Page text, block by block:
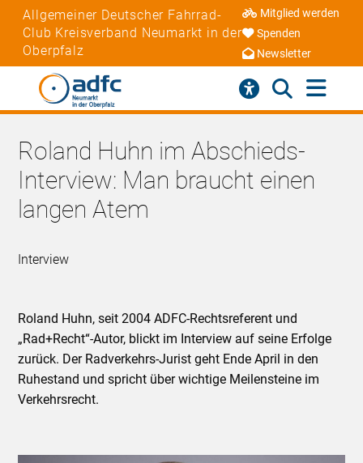
Allgemeiner Deutscher Fahrrad-
Club Kreisverband Neumarkt in der
Oberpfalz
Mitglied werden
Spenden
Newsletter
Roland Huhn im Abschieds-
Interview: Man braucht einen
langen Atem
Interview
Roland Huhn, seit 2004 ADFC-Rechtsreferent und
„Rad+Recht“-Autor, blickt im Interview auf seine Erfolge
zurück. Der Radverkehrs-Jurist geht Ende April in den
Ruhestand und spricht über wichtige Meilensteine im
Verkehrsrecht.